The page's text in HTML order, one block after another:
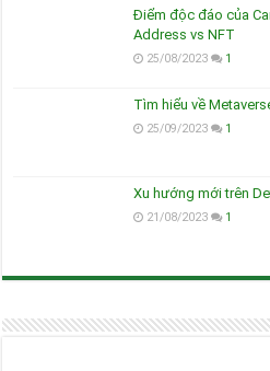
Điểm độc đáo của
Address vs NFT
25/08/2023 1
Tìm hiểu về
25/09/2023 1
Xu hướng mới trên
21/08/2023 1